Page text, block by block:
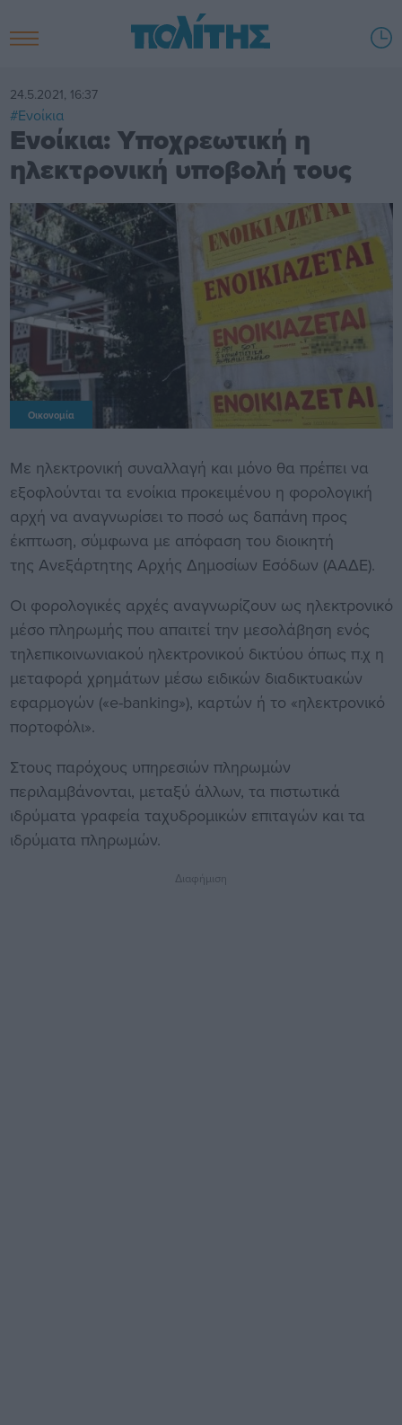
24.5.2021, 16:37
#Ενοίκια
Ενοίκια: Υποχρεωτική η
ηλεκτρονική υποβολή τους
Οικονομία
Με ηλεκτρονική συναλλαγή και μόνο θα πρέπει να
εξοφλούνται τα ενοίκια προκειμένου η φορολογική
αρχή να αναγνωρίσει το ποσό ως δαπάνη προς
έκπτωση, σύμφωνα με απόφαση του διοικητή
της Ανεξάρτητης Αρχής Δημοσίων Εσόδων (ΑΑΔΕ).
Οι φορολογικές αρχές αναγνωρίζουν ως ηλεκτρονικό
μέσο πληρωμής που απαιτεί την μεσολάβηση ενός
τηλεπικοινωνιακού ηλεκτρονικού δικτύου όπως π.χ η
μεταφορά χρημάτων μέσω ειδικών διαδικτυακών
εφαρμογών («e-banking»), καρτών ή το «ηλεκτρονικό
πορτοφόλι».
Στους παρόχους υπηρεσιών πληρωμών
περιλαμβάνονται, μεταξύ άλλων, τα πιστωτικά
ιδρύματα γραφεία ταχυδρομικών επιταγών και τα
ιδρύματα πληρωμών.
Διαφήμιση